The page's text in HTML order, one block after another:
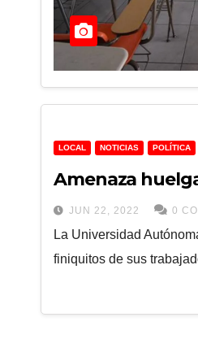
LOCAL NOTICIAS POLÍTICA
Amenaza
JUN 22, 2022 0
La Universidad
finiquitos de sus